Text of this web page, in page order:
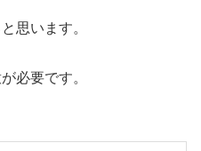
と思います。
が必要です。